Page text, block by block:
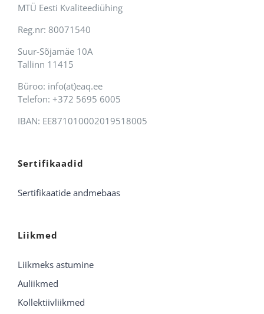
MTÜ Eesti Kvaliteediühing
Reg.nr: 80071540
Suur-Sõjamäe 10A
Tallinn 11415
Büroo: info(at)eaq.ee
Telefon: +372 5695 6005
IBAN: EE871010002019518005
Sertifikaadid
Sertifikaatide andmebaas
Liikmed
Liikmeks astumine
Auliikmed
Kollektiivliikmed